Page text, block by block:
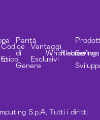
S.p.A. Tutti i diritti
Codice
Etico
Parità
di
Genere
Vantaggi
Esclusivi
Whistleblowing
Risorse